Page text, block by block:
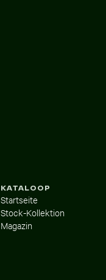
KATALOOP
Startseite
Stock-Kollektion
Magazin